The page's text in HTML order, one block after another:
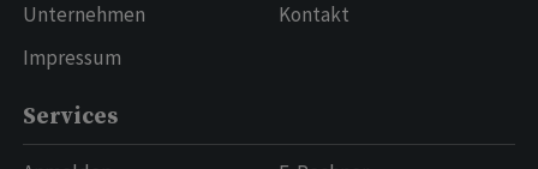
Unternehmen
Impressum
Kontakt
Services